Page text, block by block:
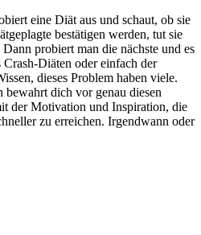
eine Diät aus und schaut, ob sie
bestätigen werden, tut sie
probiert man die nächste und es
Crash-Diäten oder einfach der
dieses Problem haben viele.
dich vor genau diesen
der Motivation und Inspiration, die
zu erreichen. Irgendwann oder